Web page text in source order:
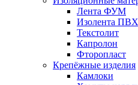
Лента ФУМ
Изолента
Текстолит
Капролон
Фторопласт
Крепёжные изделия
Камлоки